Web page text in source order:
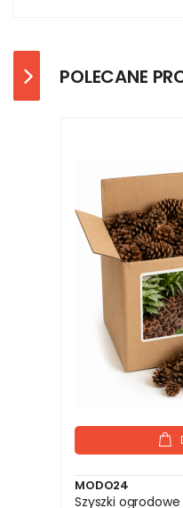
POLECANE
MODO24
Szyszki